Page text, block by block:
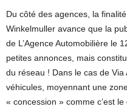
Du côté des agences, la
Winkelmuller avance que la
de L’Agence Automobilière le
petites annonces, mais
du réseau ! Dans le cas de
véhicules, moyennant une
« concession » comme c’est